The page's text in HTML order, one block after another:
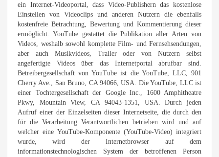
ein Internet-Videoportal, dass Video-Publishern das kostenlose
Einstellen von Videoclips und anderen Nutzern die ebenfalls
kostenfreie Betrachtung, Bewertung und Kommentierung dieser
ermöglicht. YouTube gestattet die Publikation aller Arten von
Videos, weshalb sowohl komplette Film- und Fernsehsendungen,
aber auch Musikvideos, Trailer oder von Nutzern selbst
angefertigte Videos über das Internetportal abrufbar sind.
Betreibergesellschaft von YouTube ist die YouTube, LLC, 901
Cherry Ave., San Bruno, CA 94066, USA. Die YouTube, LLC ist
einer Tochtergesellschaft der Google Inc., 1600 Amphitheatre
Pkwy, Mountain View, CA 94043-1351, USA. Durch jeden
Aufruf einer der Einzelseiten dieser Internetseite, die durch den
für die Verarbeitung Verantwortlichen betrieben wird und auf
welcher eine YouTube-Komponente (YouTube-Video) integriert
wurde, wird der Internetbrowser auf dem
informationstechnologischen System der betroffenen Person